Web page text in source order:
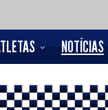
NOTÍCIAS